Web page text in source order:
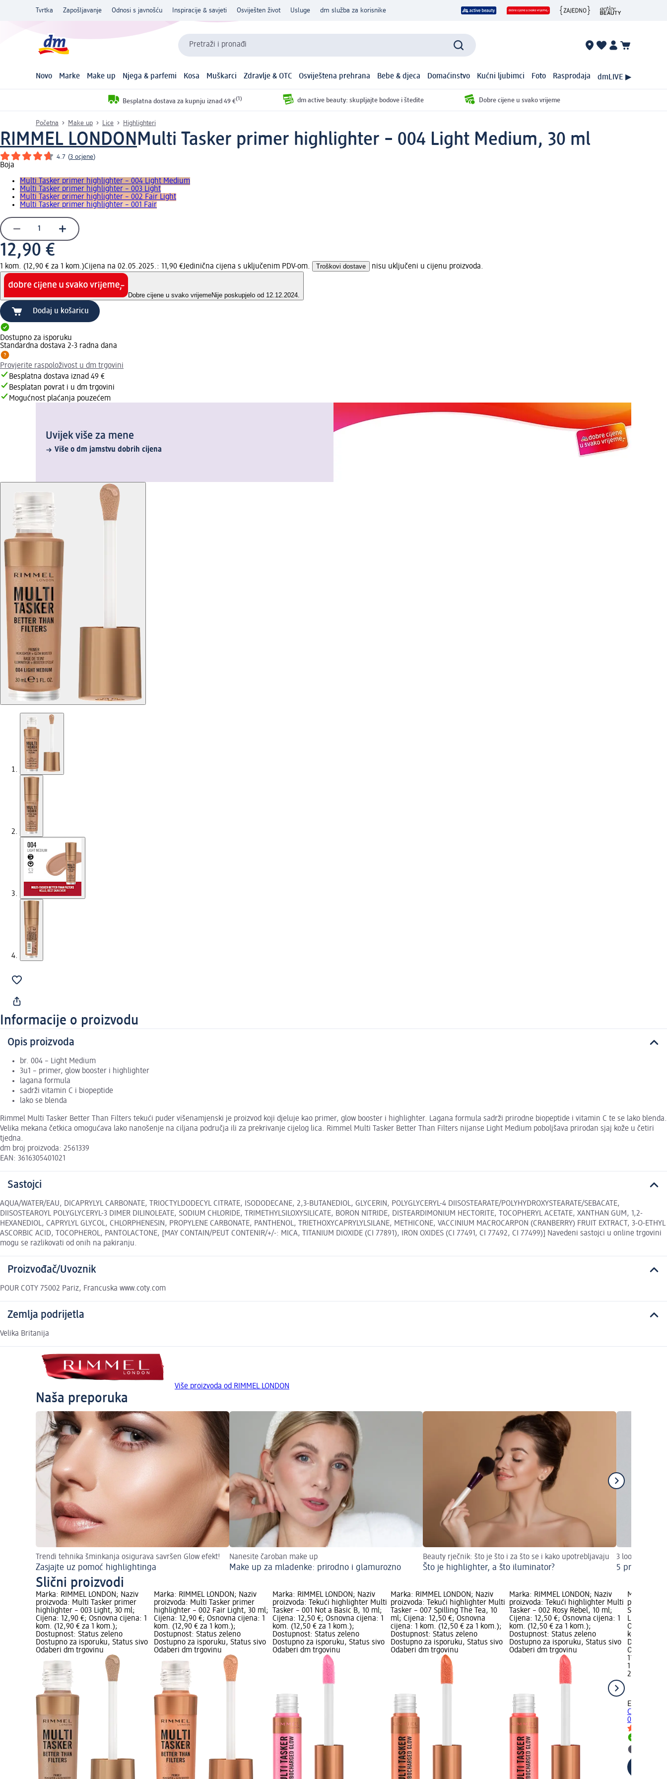
Tvrtka Zapošljavanje Odnosi s javnošću Inspiracije & savjeti Osviješten život Usluge dm služba za korisnike
Pretraži i pronađi
Novo Marke Make up Njega & parfemi Kosa Muškarci Zdravlje & OTC Osviještena prehrana Bebe & djeca Domaćinstvo Kućni ljubimci Foto Rasprodaja dmLIVE ▶
Besplatna dostava za kupnju iznad 49 €(1) dm active beauty: skupljajte bodove i štedite Dobre cijene u svako vrijeme
Početna Make up Lice Highlighteri
RIMMEL LONDONMulti Tasker primer highlighter – 004 Light Medium, 30 ml
4.7 (3 ocjene)
Boja
Multi Tasker primer highlighter – 004 Light Medium
Multi Tasker primer highlighter – 003 Light
Multi Tasker primer highlighter – 002 Fair Light
Multi Tasker primer highlighter – 001 Fair
12,90 €
1 kom. (12,90 € za 1 kom.)Cijena na 02.05.2025.: 11,90 €Jedinična cijena s uključenim PDV-om. Troškovi dostave nisu uključeni u cijenu proizvoda.
Dobre cijene u svako vrijemeNije poskupjelo od 12.12.2024.
Dodaj u košaricu
Dostupno za isporuku
Standardna dostava 2-3 radna dana
Provjerite raspoloživost u dm trgovini
Besplatna dostava iznad 49 €
Besplatan povrat i u dm trgovini
Mogućnost plaćanja pouzećem
Uvijek više za mene
Više o dm jamstvu dobrih cijena
Informacije o proizvodu
Opis proizvoda
br. 004 – Light Medium
3u1 – primer, glow booster i highlighter
lagana formula
sadrži vitamin C i biopeptide
lako se blenda
Rimmel Multi Tasker Better Than Filters tekući puder višenamjenski je proizvod koji djeluje kao primer, glow booster i highlighter. Lagana formula sadrži prirodne biopeptide i vitamin C te se lako blenda.
Velika mekana četkica omogućava lako nanošenje na ciljana područja ili za prekrivanje cijelog lica. Rimmel Multi Tasker Better Than Filters nijanse Light Medium poboljšava prirodan sjaj kože u četiri
tjedna.
dm broj proizvoda: 2561339
EAN: 3616305401021
Sastojci
AQUA/WATER/EAU, DICAPRYLYL CARBONATE, TRIOCTYLDODECYL CITRATE, ISODODECANE, 2,3-BUTANEDIOL, GLYCERIN, POLYGLYCERYL-4 DIISOSTEARATE/POLYHYDROXYSTEARATE/SEBACATE,
DIISOSTEAROYL POLYGLYCERYL-3 DIMER DILINOLEATE, SODIUM CHLORIDE, TRIMETHYLSILOXYSILICATE, BORON NITRIDE, DISTEARDIMONIUM HECTORITE, TOCOPHERYL ACETATE, XANTHAN GUM, 1,2-
HEXANEDIOL, CAPRYLYL GLYCOL, CHLORPHENESIN, PROPYLENE CARBONATE, PANTHENOL, TRIETHOXYCAPRYLYLSILANE, METHICONE, VACCINIUM MACROCARPON (CRANBERRY) FRUIT EXTRACT, 3-O-ETHYL
ASCORBIC ACID, TOCOPHEROL, PANTOLACTONE, [MAY CONTAIN/PEUT CONTENIR/+/-: MICA, TITANIUM DIOXIDE (CI 77891), IRON OXIDES (CI 77491, CI 77492, CI 77499)] Navedeni sastojci u online trgovini
mogu se razlikovati od onih na pakiranju.
Proizvođač/Uvoznik
POUR COTY 75002 Pariz, Francuska www.coty.com
Zemlja podrijetla
Velika Britanija
Više proizvoda od RIMMEL LONDON
Naša preporuka
Trendi tehnika šminkanja osigurava savršen Glow efekt!
Zasjajte uz pomoć highlightinga
Nanesite čaroban make up
Make up za mladenke: prirodno i glamurozno
Beauty rječnik: što je što i za što se i kako upotrebljavaju
Što je highlighter, a što iluminator?
3 looka uz
5 proizvoda
Slični proizvodi
Marka: RIMMEL LONDON; Naziv
proizvoda: Multi Tasker primer
highlighter – 003 Light, 30 ml;
Cijena: 12,90 €; Osnovna cijena: 1
kom. (12,90 € za 1 kom.);
Dostupnost: Status zeleno
Dostupno za isporuku, Status sivo
Odaberi dm trgovinu
Marka: RIMMEL LONDON; Naziv
proizvoda: Multi Tasker primer
highlighter – 002 Fair Light, 30 ml;
Cijena: 12,90 €; Osnovna cijena: 1
kom. (12,90 € za 1 kom.);
Dostupnost: Status zeleno
Dostupno za isporuku, Status sivo
Odaberi dm trgovinu
Marka: RIMMEL LONDON; Naziv
proizvoda: Tekući highlighter Multi
Tasker – 001 Not a Basic B, 10 ml;
Cijena: 12,50 €; Osnovna cijena: 1
kom. (12,50 € za 1 kom.);
Dostupnost: Status zeleno
Dostupno za isporuku, Status sivo
Odaberi dm trgovinu
Marka: RIMMEL LONDON; Naziv
proizvoda: Tekući highlighter Multi
Tasker – 007 Spilling The Tea, 10
ml; Cijena: 12,50 €; Osnovna
cijena: 1 kom. (12,50 € za 1 kom.);
Dostupnost: Status zeleno
Dostupno za isporuku, Status sivo
Odaberi dm trgovinu
Marka: RIMMEL LONDON; Naziv
proizvoda: Tekući highlighter Multi
Tasker – 002 Rosy Rebel, 10 ml;
Cijena: 12,50 €; Osnovna cijena: 1
kom. (12,50 € za 1 kom.);
Dostupnost: Status zeleno
Dostupno za isporuku, Status sivo
Odaberi dm trgovinu
Marka:
proizvoda:
Skin Glow
Light, 30
Osnovna
kom.);
Dostupno
Odaberi
11,95 €
1 kom.
EVELINE
Celebrity
01N..., 30